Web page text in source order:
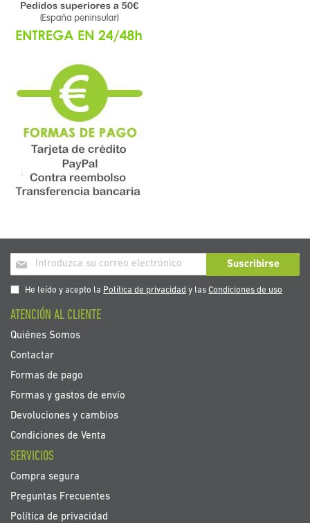
Inscríbase
a
nuestro
de
noticias:
Suscribirse
He leído y acepto la Política de privacidad y lasCondiciones de uso
ATENCIÓN AL CLIENTE
Quiénes Somos
Contactar
Formas de pago
Formas y gastos de envío
Devoluciones y cambios
Condiciones de Venta
SERVICIOS
Compra segura
Preguntas Frecuentes
Política de privacidad